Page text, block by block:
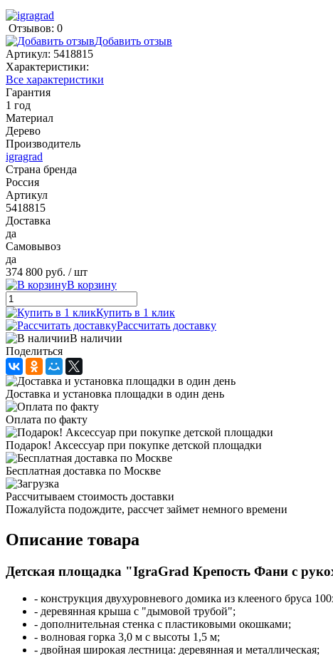
Отзывов: 0
Добавить отзыв
Артикул: 5418815
Характеристики:
Все характеристики
Гарантия
1 год
Материал
Дерево
Производитель
igragrad
Страна бренда
Россия
Артикул
5418815
Доставка
да
Самовывоз
да
374 800 руб. / шт
В корзину
Купить в 1 клик
Рассчитать доставку
В наличии
Поделиться
Доставка и установка площадки в один день
Оплата по факту
Подарок! Аксессуар при покупке детской площадки
Бесплатная доставка по Москве
Рассчитываем стоимость доставки
Пожалуйста подождите, рассчет займет немного времени
Описание товара
Детская площадка "IgraGrad Крепость Фани с
- конструкция двухуровневого домика из клееного бруса
- деревянная крыша с "дымовой трубой";
- дополнительная стенка с пластиковыми окошками;
- волновая горка 3,0 м c высоты 1,5 м;
- двойная широкая лестница: деревянная и металлическая;